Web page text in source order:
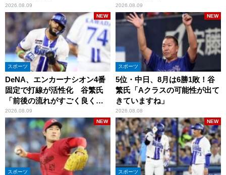
2026.08.09 2026.08.09
スポーツ
DeNA、エンカーナシオン4番
固定で打線が活性化 谷繁氏
「前後の流れがすごく良くな
りましたね」
2026.08.09
NEW
スポーツ
5位・中日、8月は6勝1敗！谷
繁氏「Aクラスの可能性が出て
きていますね」
2026.08.08
NEW
スポーツ
NEW
スポーツ
NEW